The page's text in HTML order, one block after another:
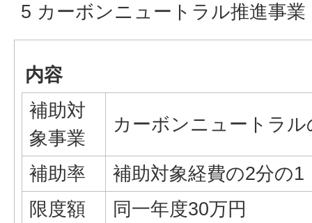
5 カーボンニュートラル推進事業
内容
補助対
象事業
カーボンニュートラ
補助率
補助対象経費の2分の1
限度額
同一年度30万円